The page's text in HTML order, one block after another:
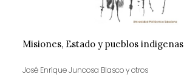
Misiones, Estado y pueblos indigenas
José Enrique Juncosa Blasco y otros